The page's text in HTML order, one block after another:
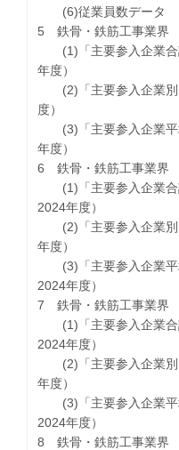
(6)従業員数データ
5 鉄骨・鉄筋工事業界
(1)「主要参入企業合
年度）
(2)「主要参入企業別
度）
(3)「主要参入企業平
年度）
6 鉄骨・鉄筋工事業界
(1)「主要参入企業合
2024年度）
(2)「主要参入企業別
年度）
(3)「主要参入企業平
2024年度）
7 鉄骨・鉄筋工事業界
(1)「主要参入企業合
2024年度）
(2)「主要参入企業別
年度）
(3)「主要参入企業平
2024年度）
8 鉄骨・鉄筋工事業界